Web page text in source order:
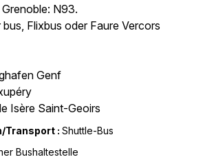
N93.
Flixbus oder Faure Vercors
Genf
Isère Saint-Geoirs
Transport : Shuttle-Bus
Bushaltestelle